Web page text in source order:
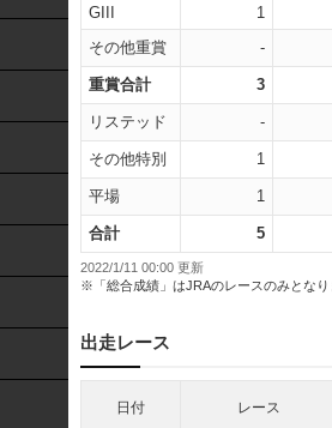
GIII
1
その他重賞
-
重賞合計 3
リステッド -
その他特別 1
平場 1
合計 5
2022/1/11 00:00 更新
※「総合成績」はJRAのレースのみとなり
出走レース
日付 レース